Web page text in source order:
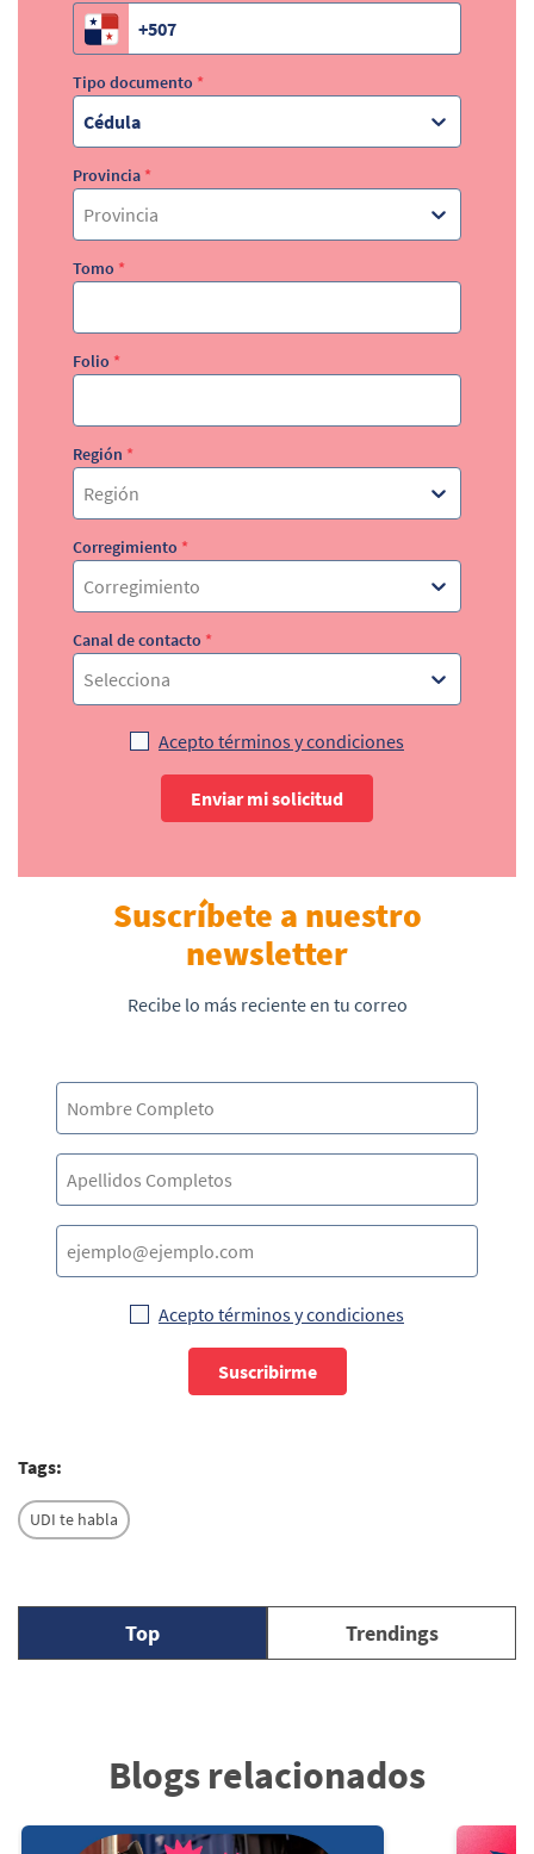
Tipo documento *
Cédula
Provincia *
Provincia
Tomo *
Folio *
Región *
Región
Corregimiento *
Corregimiento
Canal de contacto *
Selecciona
Acepto términos y condiciones
Enviar mi solicitud
Suscríbete a nuestro
newsletter
Recibe lo más reciente en tu correo
Acepto términos y condiciones
Suscribirme
Tags:
UDI te habla
Top Trendings
Blogs relacionados